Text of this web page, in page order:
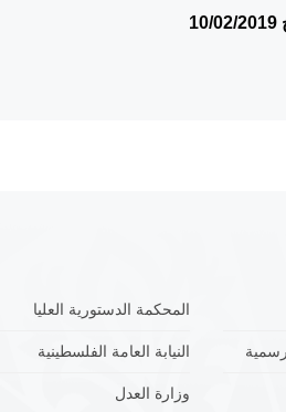
المحكمة الدستورية العليا
النيابة العامة الفلسطينية
وزارة العدل